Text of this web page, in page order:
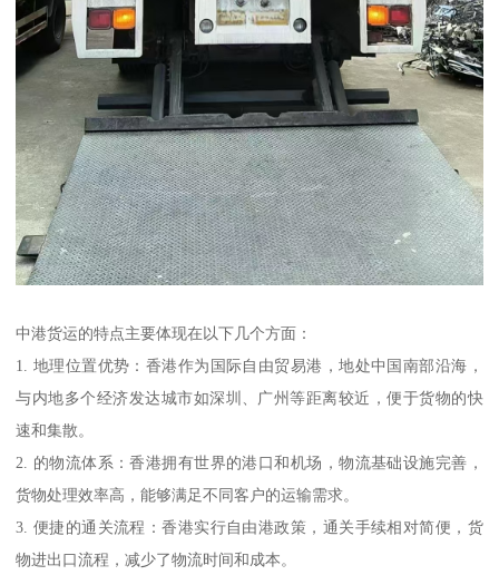
中港货运的特点主要体现在以下几个方面：
1. 地理位置优势：香港作为国际自由贸易港，地处中国南部沿海，
与内地多个经济发达城市如深圳、广州等距离较近，便于货物的快
速和集散。
2. 的物流体系：香港拥有世界的港口和机场，物流基础设施完善，
货物处理效率高，能够满足不同客户的运输需求。
3. 便捷的通关流程：香港实行自由港政策，通关手续相对简便，货
物进出口流程，减少了物流时间和成本。